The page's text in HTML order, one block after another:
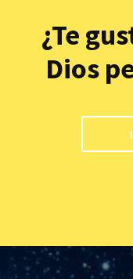
¿Te
Dios